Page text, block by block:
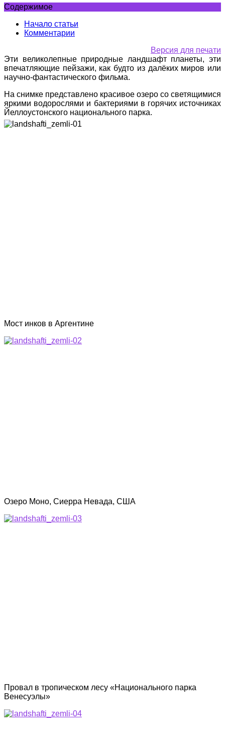
Содержимое
Начало статьи
Комментарии
Версия для печати
Эти великолепные природные ландшафт планеты, эти
впечатляющие пейзажи, как будто из далёких миров или
научно-фантастического фильма.
На снимке представлено красивое озеро со светящимися
яркими водорослями и бактериями в горячих источниках
Йеллоустонского национального парка.
Мост инков в Аргентине
Озеро Моно, Сиерра Невада, США
Провал в тропическом лесу «Национального парка
Венесуэлы»